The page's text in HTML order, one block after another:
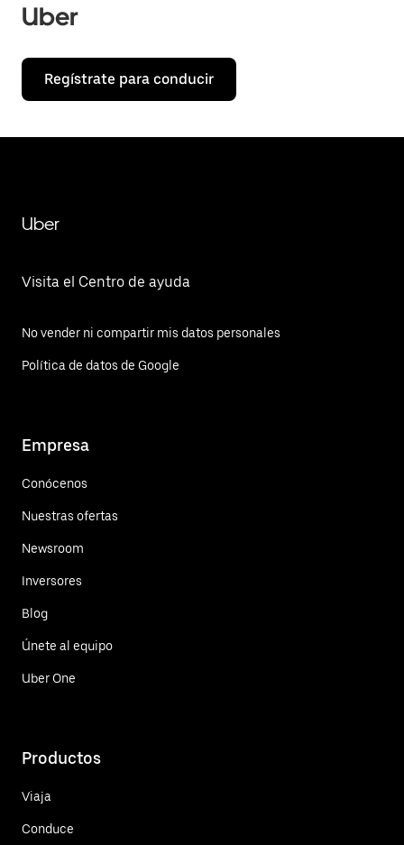
Uber
Regístrate para conducir
Uber
Visita el Centro de ayuda
No vender ni compartir mis datos personales
Política de datos de Google
Empresa
Conócenos
Nuestras ofertas
Newsroom
Inversores
Blog
Únete al equipo
Uber One
Productos
Viaja
Conduce